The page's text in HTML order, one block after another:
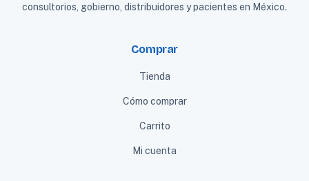
consultorios, gobierno, distribuidores y pacientes en México.
Comprar
Tienda
Cómo comprar
Carrito
Mi cuenta